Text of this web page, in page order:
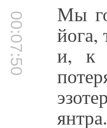
00:07:50 Мы
йога,
и, к